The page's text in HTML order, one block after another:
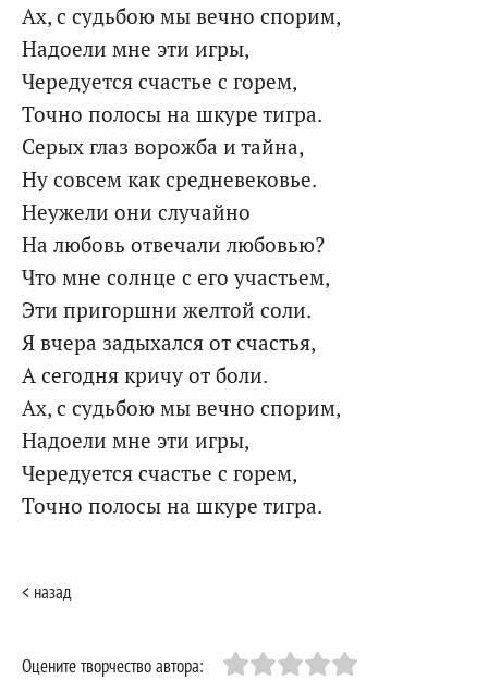
Ах, с судьбою мы вечно спорим,
Надоели мне эти игры,
Чередуется счастье с горем,
Точно полосы на шкуре тигра.
Серых глаз ворожба и тайна,
Ну совсем как средневековье.
Неужели они случайно
На любовь отвечали любовью?
Что мне солнце с его участьем,
Эти пригоршни желтой соли.
Я вчера задыхался от счастья,
А сегодня кричу от боли.
Ах, с судьбою мы вечно спорим,
Надоели мне эти игры,
Чередуется счастье с горем,
Точно полосы на шкуре тигра.
< назад
Оцените творчество автора: